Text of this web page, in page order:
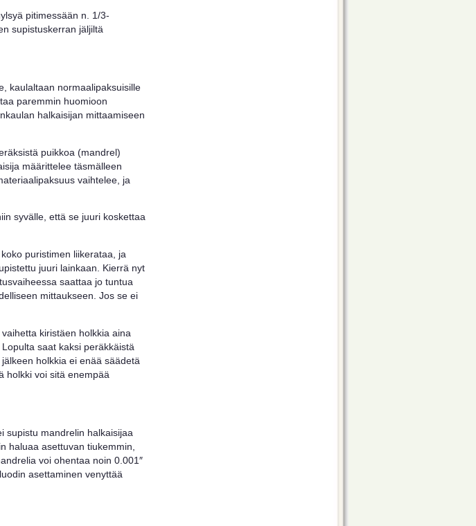
pitimessään n. 1/3-
supistuskerran jäljiltä
kaulaltaan normaalipaksuisille
paremmin huomioon
halkaisijan mittaamiseen
puikkoa (mandrel)
määrittelee täsmälleen
vaihtelee, ja
syvälle, että se juuri koskettaa
puristimen liikerataa, ja
juuri lainkaan. Kierrä nyt
saattaa jo tuntua
mittaukseen. Jos se ei
kiristäen holkkia aina
saat kaksi peräkkäistä
holkkia ei enää säädetä
holkki voi sitä enempää
supistu mandrelin halkaisijaa
haluaa asettuvan tiukemmin,
voi ohentaa noin 0.001″
asettaminen venyttää